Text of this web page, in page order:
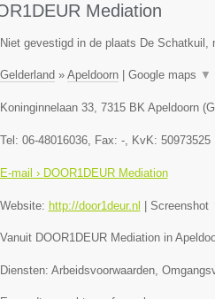
Mediation
Niet gevestigd in de plaats De Schatkuil,
Gelderland » Apeldoorn| Google maps ▼
Koninginnelaan 33, 7315 BK Apeldoorn(
Tel: 06-48016036, Fax: -, KvK: 50973525
E-mail › DOOR1DEUR Mediation
Website: http://door1deur.nl Screenshot
Vanuit DOOR1DEUR Mediation in
Diensten: Arbeidsvoorwaarden,